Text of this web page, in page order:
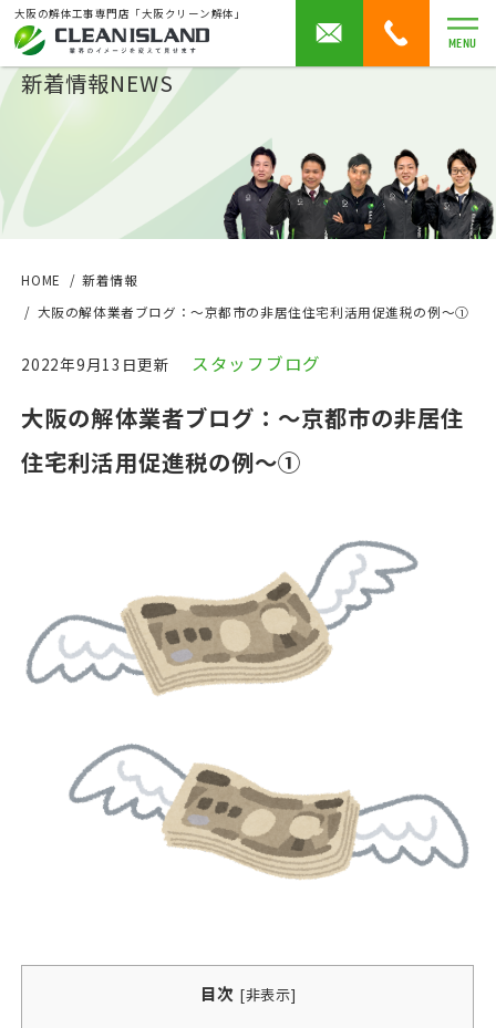
大阪の解体工事専門店「大阪クリーン解体」
MENU
新着情報NEWS
HOME
新着情報
大阪の解体業者ブログ：～京都市の非居住住宅利活用促進税の例～①
2022年9月13日更新 スタッフブログ
大阪の解体業者ブログ：～京都市の非居住
住宅利活用促進税の例～①
目次 [非表示]